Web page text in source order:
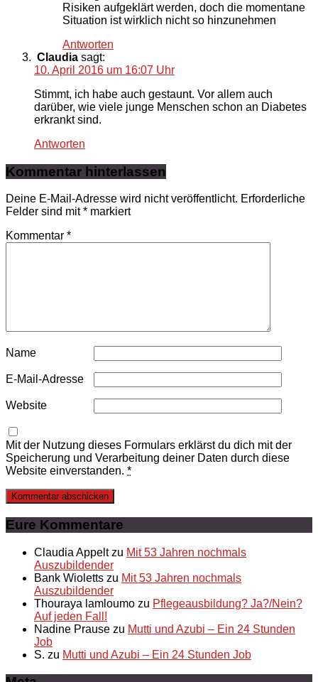
Risiken aufgeklärt werden, doch die momentane
Situation ist wirklich nicht so hinzunehmen
Antworten
Claudia sagt:
10. April 2016 um 16:07 Uhr
Stimmt, ich habe auch gestaunt. Vor allem auch
darüber, wie viele junge Menschen schon an Diabetes
erkrankt sind.
Antworten
Kommentar hinterlassen
Deine E-Mail-Adresse wird nicht veröffentlicht. Erforderliche
Felder sind mit* markiert
Kommentar *
Name
E-Mail-Adresse
Website
Mit der Nutzung dieses Formulars erklärst du dich mit der
Speicherung und Verarbeitung deiner Daten durch diese
Website einverstanden. *
Eure Kommentare
Claudia Appeltzu Mit 53 Jahren nochmals
Auszubildender
Bank Wioletts zu Mit 53 Jahren nochmals
Auszubildender
Thouraya lamloumo zu Pflegeausbildung? Ja?/Nein?
Auf jeden Fall!
Nadine Prause zu Mutti und Azubi – Ein 24 Stunden
Job
S. zu Mutti und Azubi – Ein 24 Stunden Job